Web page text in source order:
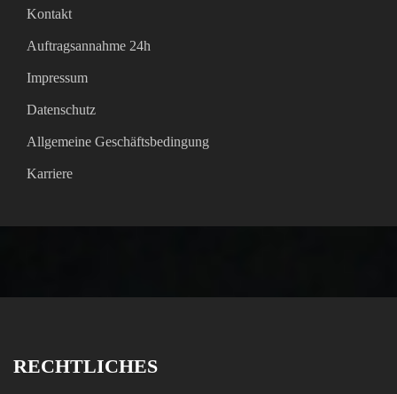
Kontakt
Auftragsannahme 24h
Impressum
Datenschutz
Allgemeine Geschäftsbedingung
Karriere
RECHTLICHES